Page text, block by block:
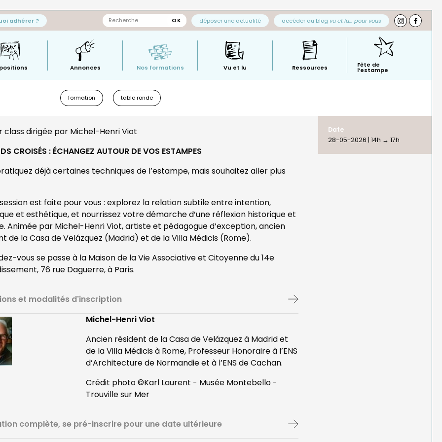
adhérer ? déposer une actualité accéder au blog vu et lu… pour vous
Annonces Nos formations Vu et lu Ressources Fête de
l’estampe
Général
—
sous-
formation table ronde
class dirigée par Michel-Henri Viot
CROISÉS : ÉCHANGEZ AUTOUR DE VOS ESTAMPES
déjà certaines techniques de l’estampe, mais souhaitez aller plus
est faite pour vous : explorez la relation subtile entre intention,
et esthétique, et nourrissez votre démarche d’une réflexion historique et
Animée par Michel-Henri Viot, artiste et pédagogue d’exception, ancien
de la Casa de Velázquez (Madrid) et de la Villa Médicis (Rome).
vous se passe à la Maison de la Vie Associative et Citoyenne du 14e
76 rue Daguerre, à Paris.
et modalités d'inscription
Michel-Henri Viot
Ancien résident de la Casa de Velázquez à Madrid et
de la Villa Médicis à Rome, Professeur Honoraire à l’ENS
d’Architecture de Normandie et à l’ENS de Cachan.
Crédit photo ©Karl Laurent - Musée Montebello -
Trouville sur Mer
complète, se pré-inscrire pour une date ultérieure
Date
28-05-2026 | 14h → 17h